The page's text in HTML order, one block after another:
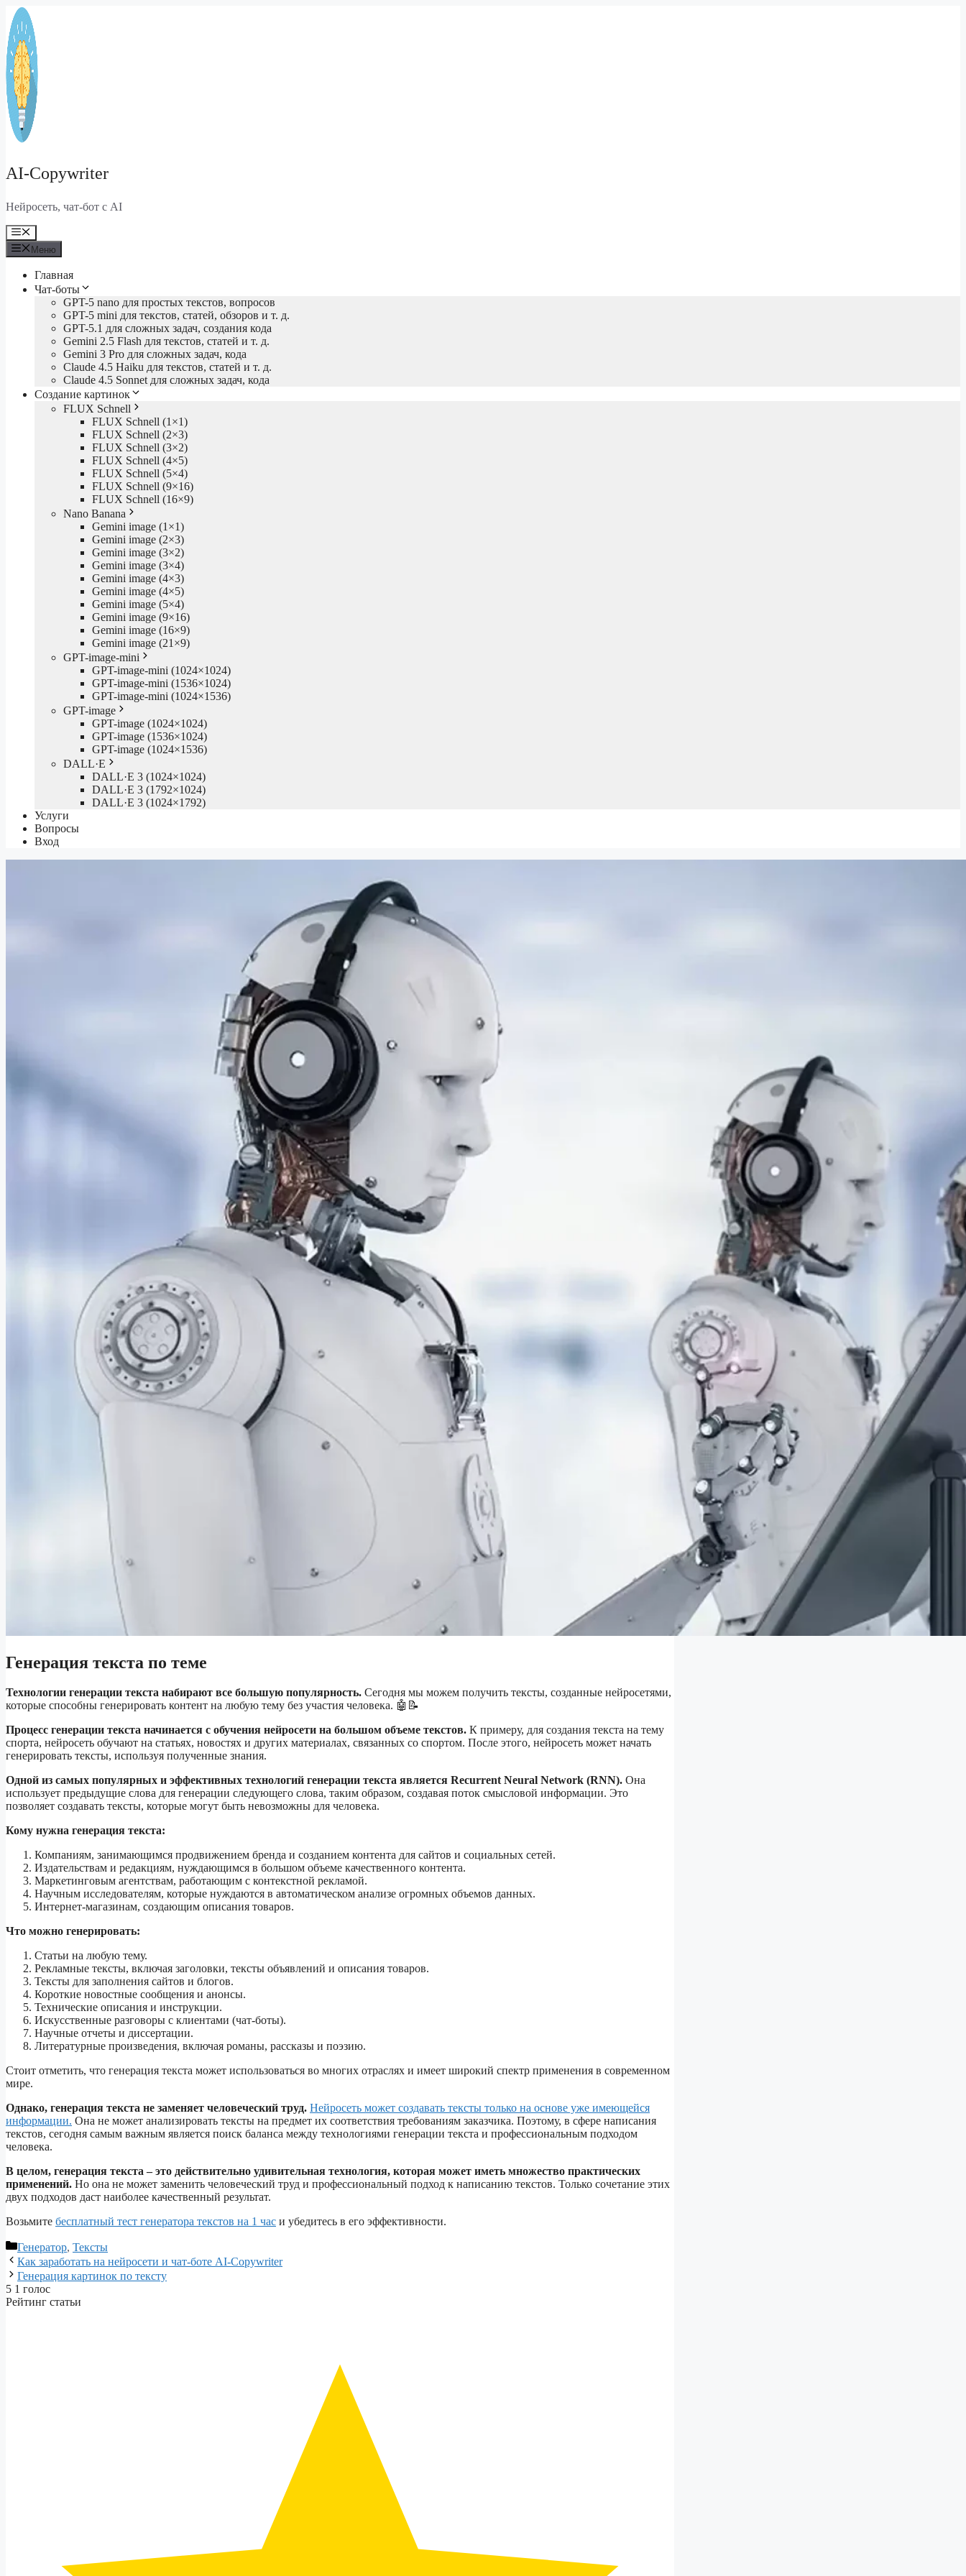
Перейти
содержимому
AI-Copywriter
Нейросеть, чат-бот с AI
Меню
Меню
Главная
Чат-боты
GPT-5 nano для простых текстов, вопросов
GPT-5 mini для текстов, статей, обзоров и т. д.
GPT-5.1 для сложных задач, создания кода
Gemini 2.5 Flash для текстов, статей и т. д.
Gemini 3 Pro для сложных задач, кода
Claude 4.5 Haiku для текстов, статей и т. д.
Claude 4.5 Sonnet для сложных задач, кода
Создание картинок
FLUX Schnell
FLUX Schnell (1×1)
FLUX Schnell (2×3)
FLUX Schnell (3×2)
FLUX Schnell (4×5)
FLUX Schnell (5×4)
FLUX Schnell (9×16)
FLUX Schnell (16×9)
Nano Banana
Gemini image (1×1)
Gemini image (2×3)
Gemini image (3×2)
Gemini image (3×4)
Gemini image (4×3)
Gemini image (4×5)
Gemini image (5×4)
Gemini image (9×16)
Gemini image (16×9)
Gemini image (21×9)
GPT-image-mini
GPT-image-mini (1024×1024)
GPT-image-mini (1536×1024)
GPT-image-mini (1024×1536)
GPT-image
GPT-image (1024×1024)
GPT-image (1536×1024)
GPT-image (1024×1536)
DALL·E
DALL·E 3 (1024×1024)
DALL·E 3 (1792×1024)
DALL·E 3 (1024×1792)
Услуги
Вопросы
Вход
Генерация текста по теме
Технологии генерации текста набирают все большую популярность. Сегодня мы можем получить тексты, созданные нейросетями,
которые способны генерировать контент на любую тему без участия человека. 🤖📝
Процесс генерации текста начинается с обучения нейросети на большом объеме текстов. К примеру, для создания текста на тему
спорта, нейросеть обучают на статьях, новостях и других материалах, связанных со спортом. После этого, нейросеть может начать
генерировать тексты, используя полученные знания.
Одной из самых популярных и эффективных технологий генерации текста является Recurrent Neural Network (RNN). Она
использует предыдущие слова для генерации следующего слова, таким образом, создавая поток смысловой информации. Это
позволяет создавать тексты, которые могут быть невозможны для человека.
Кому нужна генерация текста:
Компаниям, занимающимся продвижением бренда и созданием контента для сайтов и социальных сетей.
Издательствам и редакциям, нуждающимся в большом объеме качественного контента.
Маркетинговым агентствам, работающим с контекстной рекламой.
Научным исследователям, которые нуждаются в автоматическом анализе огромных объемов данных.
Интернет-магазинам, создающим описания товаров.
Что можно генерировать:
Статьи на любую тему.
Рекламные тексты, включая заголовки, тексты объявлений и описания товаров.
Тексты для заполнения сайтов и блогов.
Короткие новостные сообщения и анонсы.
Технические описания и инструкции.
Искусственные разговоры с клиентами (чат-боты).
Научные отчеты и диссертации.
Литературные произведения, включая романы, рассказы и поэзию.
Стоит отметить, что генерация текста может использоваться во многих отраслях и имеет широкий спектр применения в современном
мире.
Однако, генерация текста не заменяет человеческий труд. Нейросеть может создавать тексты только на основе уже имеющейся
информации. Она не может анализировать тексты на предмет их соответствия требованиям заказчика. Поэтому, в сфере написания
текстов, сегодня самым важным является поиск баланса между технологиями генерации текста и профессиональным подходом
человека.
В целом, генерация текста – это действительно удивительная технология, которая может иметь множество практических
применений. Но она не может заменить человеческий труд и профессиональный подход к написанию текстов. Только сочетание этих
двух подходов даст наиболее качественный результат.
Возьмите бесплатный тест генератора текстов на 1 час и убедитесь в его эффективности.
Рубрики
Генератор, Тексты
Как заработать на нейросети и чат-боте AI-Copywriter
Генерация картинок по тексту
5 1 голос
Рейтинг статьи